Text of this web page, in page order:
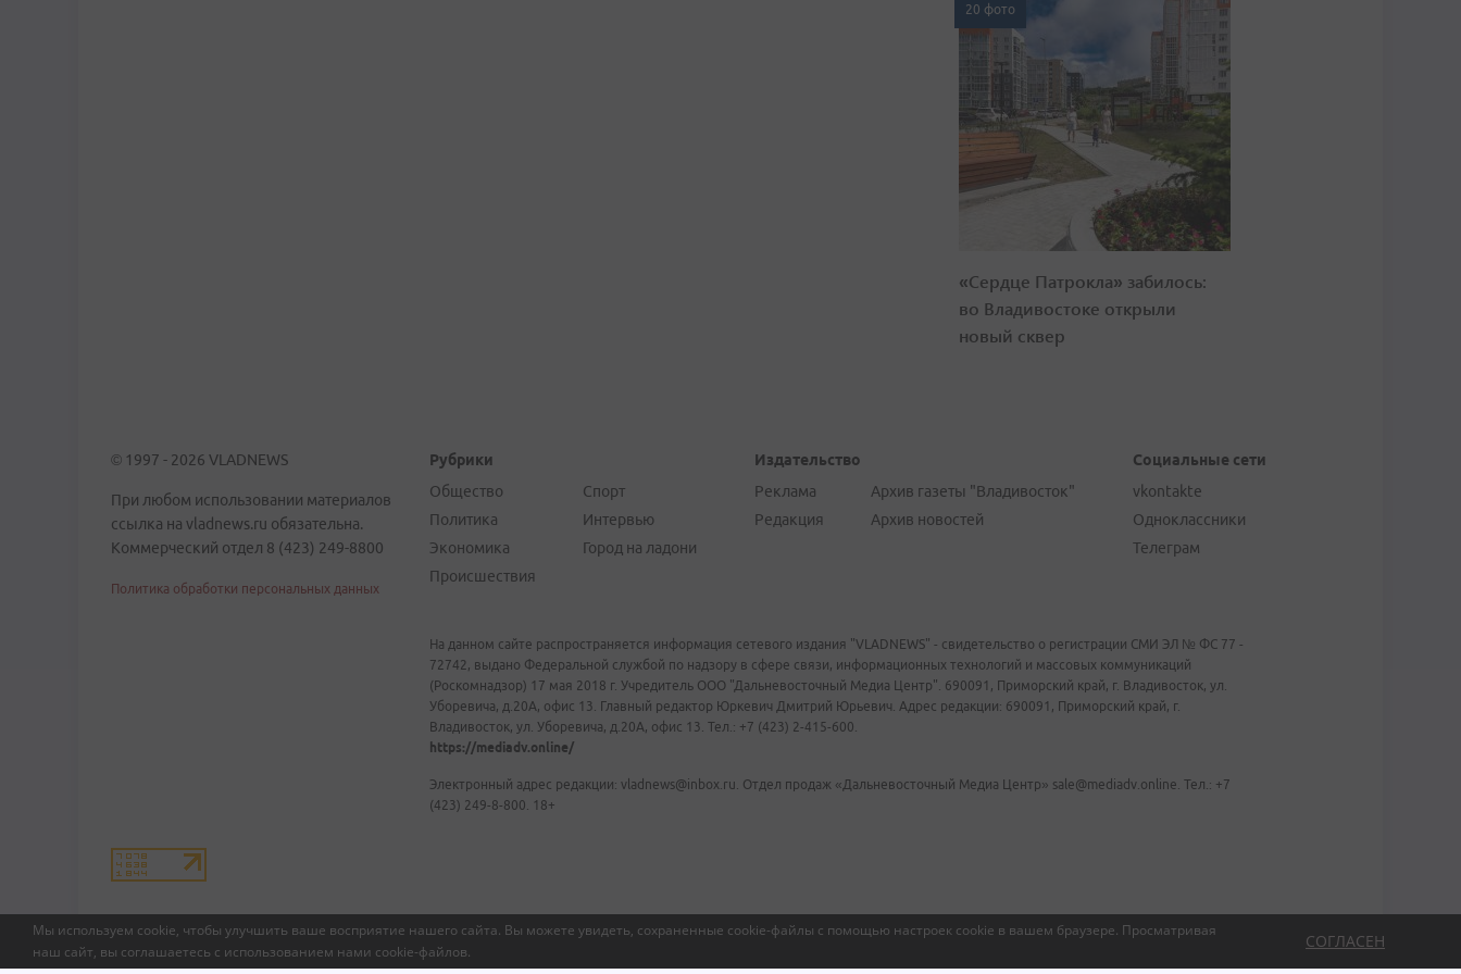
Мы используем cookie, чтобы улучшить ваше восприятие нашего сайта. Вы можете увидеть, сохраненные cookie-файлы с помощью настроек cookie в вашем браузере. Просматривая
наш сайт, вы соглашаетесь с использованием нами cookie-файлов.
СОГЛАСЕН
20 фото
«Сердце Патрокла» забилось:
во Владивостоке открыли
новый сквер
© 1997 - 2026 VLADNEWS
При любом использовании материалов
ссылка на vladnews.ru обязательна.
Коммерческий отдел 8 (423) 249-8800
Политика обработки персональных данных
Рубрики
Общество
Политика
Экономика
Происшествия
Спорт
Интервью
Город на ладони
Издательство
Реклама
Редакция
Архив газеты "Владивосток"
Архив новостей
Социальные сети
vkontakte
Одноклассники
Телеграм
На данном сайте распространяется информация сетевого издания "VLADNEWS" - свидетельство о регистрации СМИ ЭЛ № ФС 77 -
72742, выдано Федеральной службой по надзору в сфере связи, информационных технологий и массовых коммуникаций
(Роскомнадзор) 17 мая 2018 г. Учредитель ООО "Дальневосточный Медиа Центр". 690091, Приморский край, г. Владивосток, ул.
Уборевича, д.20А, офис 13. Главный редактор Юркевич Дмитрий Юрьевич. Адрес редакции: 690091, Приморский край, г.
Владивосток, ул. Уборевича, д.20А, офис 13. Тел.: +7 (423) 2-415-600.
https://mediadv.online/
Электронный адрес редакции: vladnews@inbox.ru. Отдел продаж «Дальневосточный Медиа Центр» sale@mediadv.online. Тел.: +7
(423) 249-8-800. 18+